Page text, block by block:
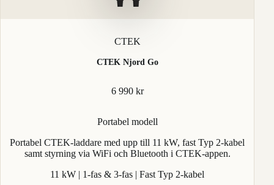
CTEK
CTEK Njord Go
6 990 kr
Portabel modell
Portabel CTEK-laddare med upp till 11 kW, fast Typ 2-kabel
samt styrning via WiFi och Bluetooth i CTEK-appen.
11 kW | 1-fas & 3-fas | Fast Typ 2-kabel